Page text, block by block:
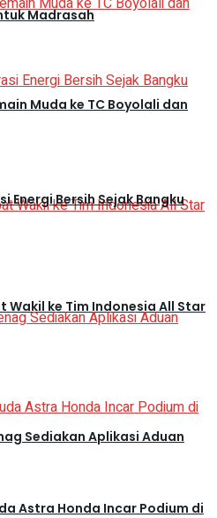
Muda ke TC Boyolali dan
Wakil ke Tim Indonesia All Star
Astra Honda Incar Podium di
Madrasah
Energi Bersih Sejak Bangku
Sediakan Aplikasi Aduan